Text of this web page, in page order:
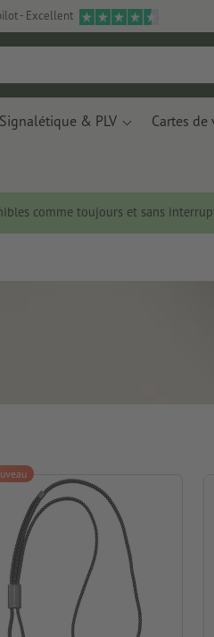
- Excellent
Signalétique & PLV Cartes de
comme toujours et sans